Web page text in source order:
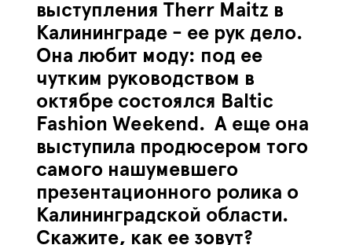
выступления Therr Maitz в
Калининграде - ее рук дело.
Она любит моду: под ее
чутким руководством в
октябре состоялся Baltic
Fashion Weekend. А еще она
выступила продюсером того
самого нашумевшего
презентационного ролика о
Калининградской области.
Скажите, как ее зовут?